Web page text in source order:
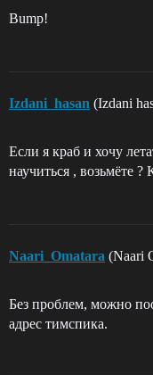
Bump!
Izdani_hasan (Izdani
Если я краб и хочу
научиться , возьмёте ?
Naari_Omatara (Naari
Без проблем, можно
адрес тимспика.